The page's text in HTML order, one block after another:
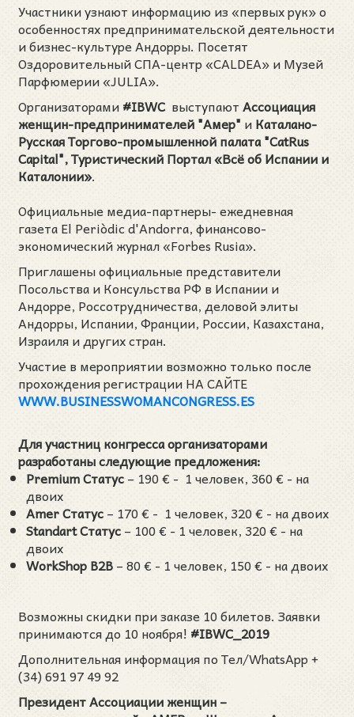
Участники узнают информацию из «первых рук» о
особенностях предпринимательской деятельности
и бизнес-культуре Андорры. Посетят
Оздоровительный СПА-центр «CALDEA» и Музей
Парфюмерии «JULIA».
Организаторами#IBWC выступаютАссоциация
женщин-предпринимателей "Амер" иКаталано-
Русская Торгово-промышленной палата "CatRus
Capital",Туристический Портал «Всё об Испании и
Каталонии».
Официальные медиа-партнеры- ежедневная
газета El Periòdic d'Andorra, финансово-
экономический журнал «Forbes Rusia».
Приглашены официальные представители
Посольства и Консульства РФ в Испании и
Андорре, Россотрудничества, деловой элиты
Андорры, Испании, Франции, России, Казахстана,
Израиля и других стран.
Участие в мероприятии возможно только после
прохождения регистрации НА САЙТЕ
WWW.BUSINESSWOMANCONGRESS.ES
Для участниц конгресса организаторами
разработаны cледующие предложения:
Premium Статус– 190 € - 1 человек, 360 € - на
двоих
Amer Статус– 170 € - 1 человек, 320 € - на двоих
Standart Cтатус– 100 € - 1 человек, 320 € - на
двоих
WorkShop B2B– 80 € - 1 человек, 150 € - на двоих
Возможны скидки при заказе 10 билетов. Заявки
принимаются до 10 ноября! #IBWC_2019
Дополнительная информация по Тел/WhatsApp +
(34) 691 97 49 92
Президент Ассоциации женщин –